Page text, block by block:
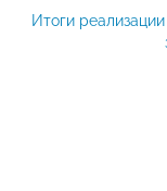
Итоги